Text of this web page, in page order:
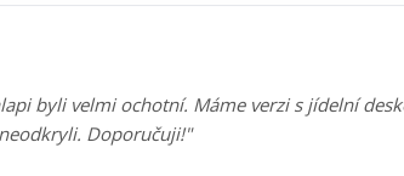
byli velmi ochotní. Máme verzi s jídelní
Doporučuji!"